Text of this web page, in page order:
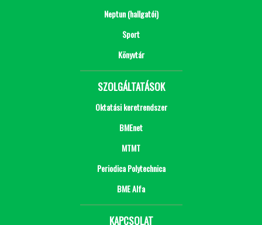
Neptun (hallgatói)
Sport
Könyvtár
SZOLGÁLTATÁSOK
Oktatási keretrendszer
BMEnet
MTMT
Periodica Polytechnica
BME Alfa
KAPCSOLAT